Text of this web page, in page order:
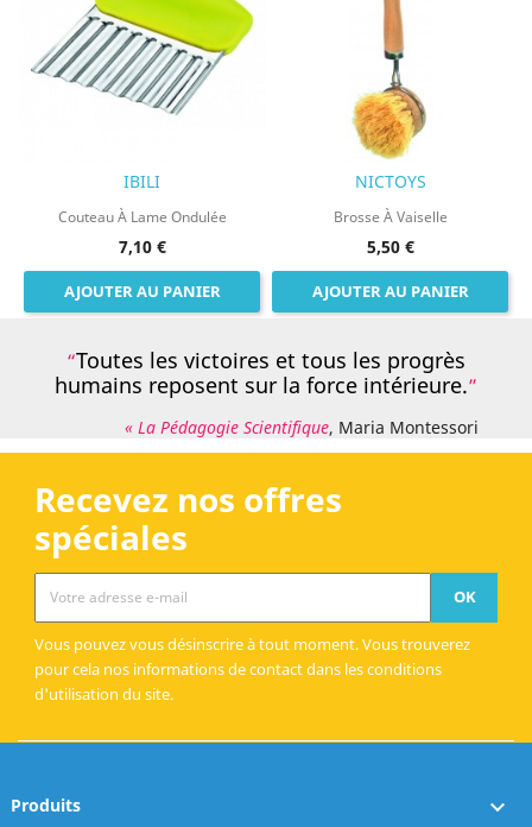
IBILI
Couteau À Lame Ondulée
7,10 €
AJOUTER AU PANIER
NICTOYS
Brosse À Vaiselle
5,50 €
AJOUTER AU PANIER
Toutes les victoires et tous les progrès
humains reposent sur la force intérieure.
« La Pédagogie Scientifique, Maria Montessori
Recevez nos offres
spéciales
Vous pouvez vous désinscrire à tout moment. Vous trouverez
pour cela nos informations de contact dans les conditions
d'utilisation du site.
Produits 